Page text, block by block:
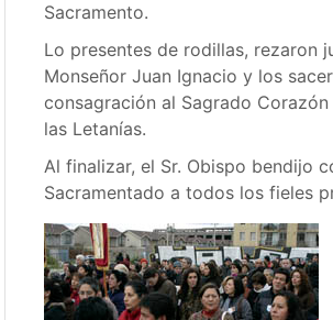
Sacramento.
Lo presentes de rodillas, rezaron
Monseñor Juan Ignacio y los
consagración al Sagrado
las Letanías.
Al finalizar, el Sr. Obispo bendijo
Sacramentado a todos los fieles